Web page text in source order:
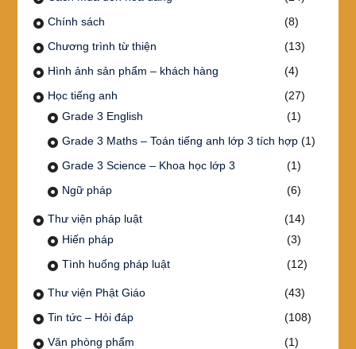
Chính sách
(8)
Chương trình từ thiện
(13)
Hình ảnh sản phẩm – khách hàng
(4)
Học tiếng anh
(27)
Grade 3 English
(1)
Grade 3 Maths – Toán tiếng anh lớp 3 tích hợp(1)
Grade 3 Science – Khoa học lớp 3
(1)
Ngữ pháp
(6)
Thư viện pháp luật
(14)
Hiến pháp
(3)
Tình huống pháp luật
(12)
Thư viện Phật Giáo
(43)
Tin tức – Hỏi đáp
(108)
Văn phòng phẩm
(1)